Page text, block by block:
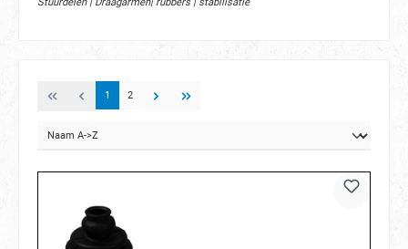
Stuurdelen | Draagarmen| rubbers | stabilisatie
1 2